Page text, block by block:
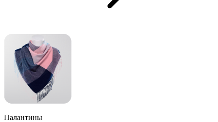
Палантины